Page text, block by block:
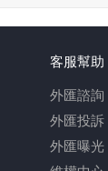
客服幫助
外匯諮詢
外匯投訴
外匯曝光